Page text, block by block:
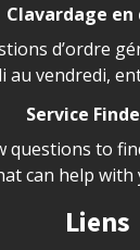
Clavardage
d’ordre
au vendredi,
Service
questions to
can help with
Liens